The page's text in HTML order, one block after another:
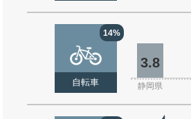
14%
自転車
3.8
静岡県